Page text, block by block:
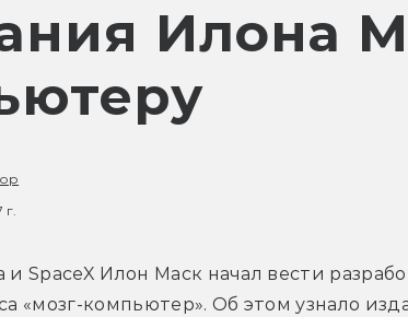
Илона
и SpaceX Илон Маск начал вести
«мозг-компьютер». Об этом узнало